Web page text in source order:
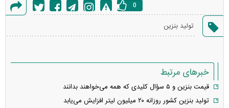
خطا
0
تولید بنزین
خبرهای مرتبط
قیمت بنزین و ۵ سؤال کلیدی که همه می‌خواهند بدانند
تولید بنزین کشور روزانه ۲۰ میلیون لیتر افزایش می‌یابد